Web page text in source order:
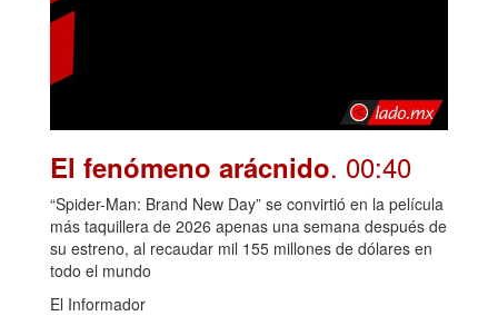
El fenómeno arácnido. 00:40
“Spider-Man: Brand New Day” se convirtió en la película
más taquillera de 2026 apenas una semana después de
su estreno, al recaudar mil 155 millones de dólares en
todo el mundo
El Informador